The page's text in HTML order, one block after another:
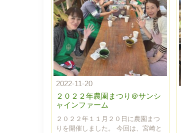
2022-11-20
２０２２年農園まつり＠サンシ
ャインファーム
２０２２年１１月２０日に農園まつ
りを開催しました。 今回は、宮崎と